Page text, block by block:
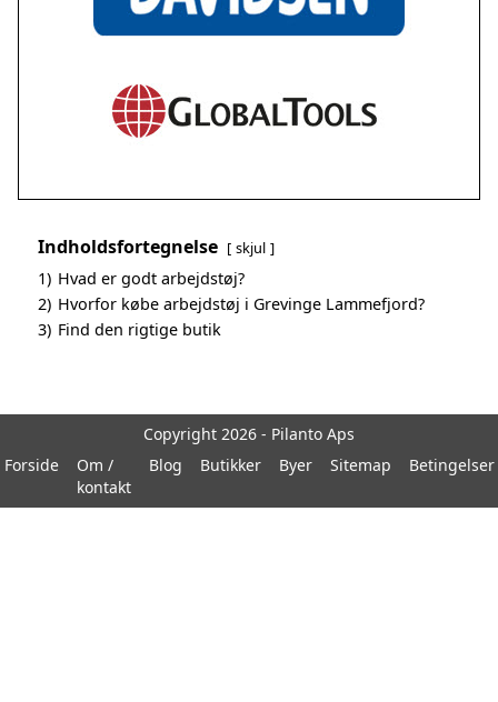
Indholdsfortegnelse skjul
1) Hvad er godt arbejdstøj?
2) Hvorfor købe arbejdstøj i Grevinge Lammefjord?
3) Find den rigtige butik
Copyright 2026 - Pilanto Aps
Forside
Om /
kontakt
Blog Butikker Byer Sitemap Betingelser